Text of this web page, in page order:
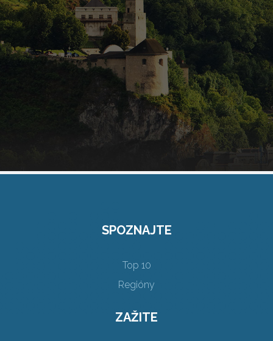
SPOZNAJTE
Top 10
Regióny
ZAŽITE